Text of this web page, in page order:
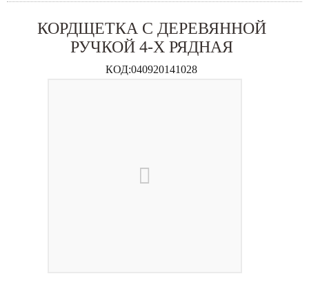
КОРДЩЕТКА С ДЕРЕВЯННОЙ
РУЧКОЙ 4-Х РЯДНАЯ
КОД:040920141028